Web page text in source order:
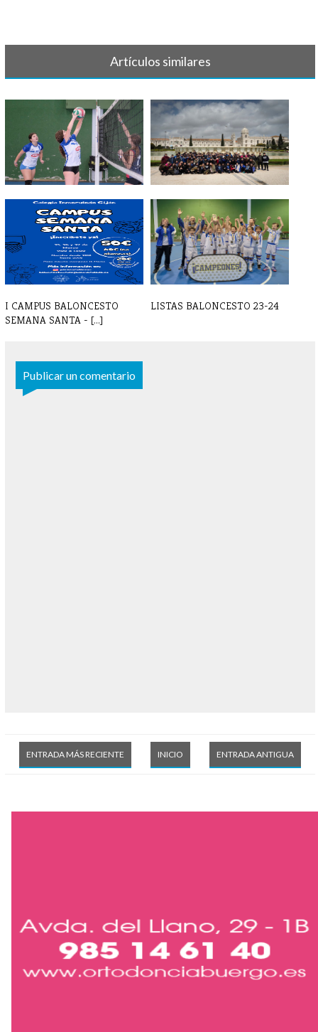
Artículos similares
GALERIA DE FOTOS DE
OCTUBRE 2024
TORNEO LISBOA 2025
I CAMPUS BALONCESTO
SEMANA SANTA - [...]
LISTAS BALONCESTO 23-24
Publicar un comentario
ENTRADA MÁS RECIENTE ENTRADA ANTIGUA
INICIO